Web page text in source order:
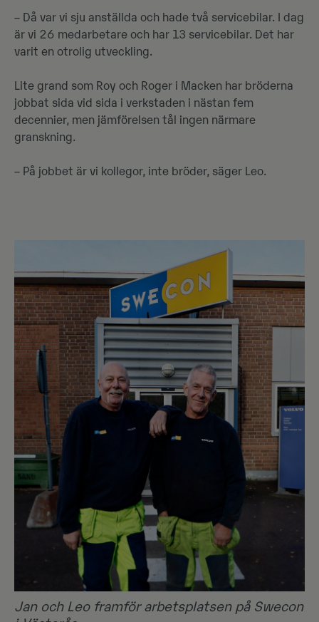
– Då var vi sju anställda och hade två servicebilar. I dag
är vi 26 medarbetare och har 13 servicebilar. Det har
varit en otrolig utveckling.
Lite grand som Roy och Roger i Macken har bröderna
jobbat sida vid sida i verkstaden i nästan fem
decennier, men jämförelsen tål ingen närmare
granskning.
– På jobbet är vi kollegor, inte bröder, säger Leo.
Jan och Leo framför arbetsplatsen på Swecon